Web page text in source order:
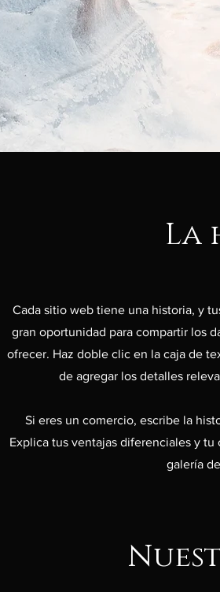
La
Cada sitio web tiene una historia, y
gran oportunidad para compartir los
ofrecer. Haz doble clic en la caja de
de agregar los detalles
Si eres un comercio, escribe la
Explica tus ventajas diferenciales y
galería